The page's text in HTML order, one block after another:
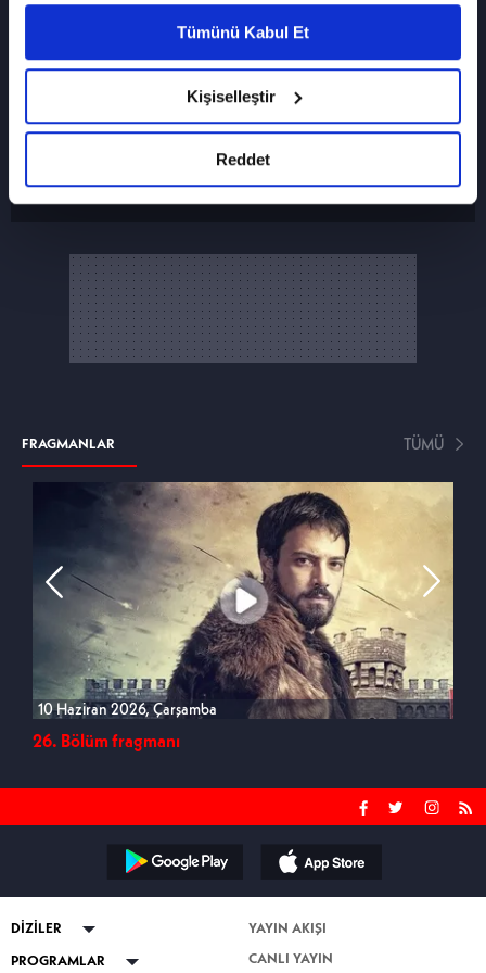
detaylı bilgi için Ayarlar butonuna tıklayabilir,
Çerez BilgilendirmeMetnimizi ziyaret
6698 sayılı Kişisel Verilerin Korunması
Kanunu uyarınca hazırlanmış olan İnternet
Sitesi Aydınlatma Metnimizi okumak ve
gerçekleştirilen veri işleme faaliyetleri ile ilgili
Tümünü Kabul Et
Kişiselleştir
Reddet
SON FRAGMANI İZLE
Var mısın Yok musun
FRAGMANLAR TÜMÜ
10 Haziran 2026, Çarşamba
26. Bölüm fragmanı
DİZİLER
ABİ
PROGRAMLAR
YAYIN AKIŞI
CANLI YAYIN